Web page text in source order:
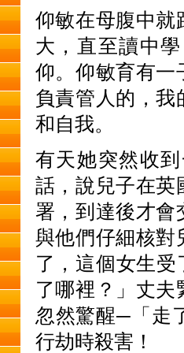
仰敏在母腹中就
大，直至讀中
仰。仰敏育有一
負責管人的，我
和自我。
有天她突然收
話，說兒子在英
署，到達後才會
與他們仔細核對
了，這個女生
了哪裡？」丈
忽然驚醒─「走
行劫時殺害！